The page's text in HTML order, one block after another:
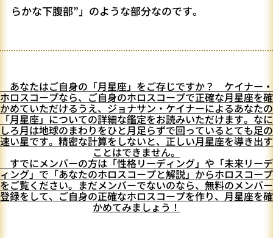
らかな下腹部”」のような部分なのです。
あなたはご自身の「月星座」をご存じですか？ ケイナー・
ホロスコープなら、ご自身のホロスコープで正確な月星座を確
かめていただけるうえ、ジョナサン・ケイナーによるあなたの
「月星座」についての詳細な鑑定をお読みいただけます。なに
しろ月は地球のまわりをひと月足らずで回っているとても足の
速い星です。精密な計算をしないと、正しい月星座を導き出す
ことはできません。
すでにメンバーの方は 「性格リーディング」 や 「未来リーデ
ィング」 で「あなたのホロスコープと解説」からホロスコープ
をご覧ください。まだメンバーでないのなら、 無料のメンバー
登録をして、ご自身の正確なホロスコープを作り、月星座を確
かめてみましょう！